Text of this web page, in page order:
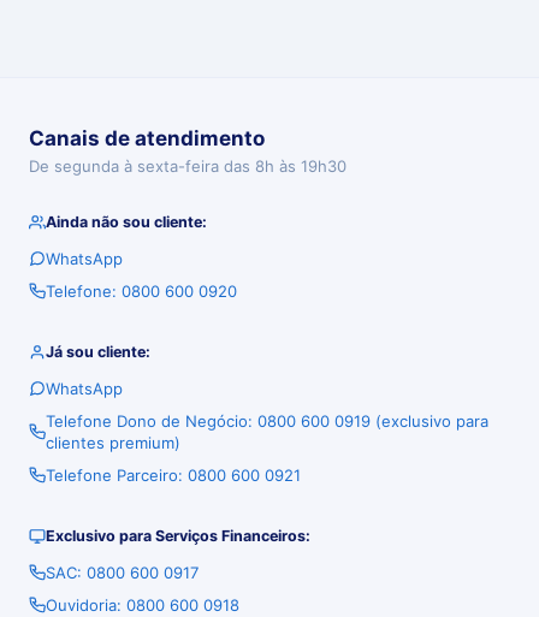
Canais de atendimento
De segunda à sexta-feira das 8h às 19h30
Ainda não sou cliente:
WhatsApp
Telefone: 0800 600 0920
Já sou cliente:
WhatsApp
Telefone Dono de Negócio: 0800 600 0919 (exclusivo para
clientes premium)
Telefone Parceiro: 0800 600 0921
Exclusivo para Serviços Financeiros:
SAC: 0800 600 0917
Ouvidoria: 0800 600 0918